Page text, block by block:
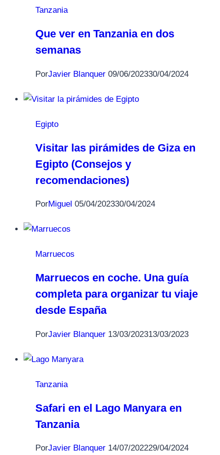
Tanzania
Que ver en Tanzania en dos
semanas
PorJavier Blanquer 09/06/202330/04/2024
Egipto
Visitar las pirámides de Giza en
Egipto (Consejos y
recomendaciones)
PorMiguel 05/04/202330/04/2024
Marruecos
Marruecos en coche. Una guía
completa para organizar tu viaje
desde España
PorJavier Blanquer 13/03/202313/03/2023
Tanzania
Safari en el Lago Manyara en
Tanzania
PorJavier Blanquer 14/07/202229/04/2024